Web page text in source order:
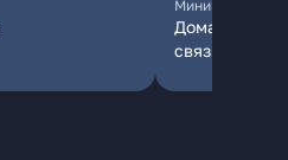
Минимальная
Домашний
связь